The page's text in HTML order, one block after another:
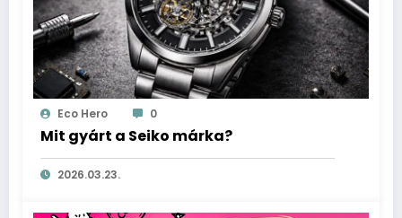
Eco Hero 0
Mit gyárt a Seiko márka?
2026.03.23.